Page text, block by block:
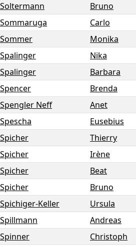
Soltermann Bruno
Sommaruga
Carlo
Sommer
Monika
Spalinger
Nika
Spalinger
Barbara
Spencer
Brenda
Spengler Neff
Anet
Spescha
Eusebius
Spicher
Thierry
Spicher
Irène
Spicher
Beat
Spicher
Bruno
Spichiger-Keller
Ursula
Spillmann
Andreas
Spinner
Christoph